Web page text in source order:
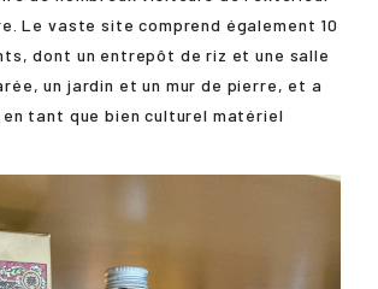
Le vaste site comprend également 10
dont un entrepôt de riz et une salle
un jardin et un mur de pierre, et a
tant que bien culturel matériel